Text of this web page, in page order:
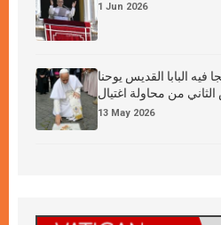
1 Jun 2026
فيه البابا القديس يوحنا
من محاولة اغتيال
13 May 2026